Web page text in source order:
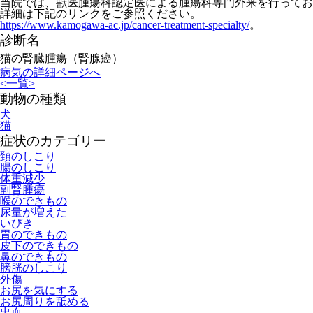
当院では、獣医腫瘍科認定医による腫瘍科専門外来を行って
詳細は下記のリンクをご参照ください。
https://www.kamogawa-ac.jp/cancer-treatment-specialty/。
診断名
猫の腎臓腫瘍（腎腺癌）
病気の詳細ページへ
<一覧>
動物の種類
犬
猫
症状のカテゴリー
頚のしこり
腸のしこり
体重減少
副腎腫瘍
喉のできもの
尿量が増えた
いびき
胃のできもの
皮下のできもの
鼻のできもの
膀胱のしこり
外傷
お尻を気にする
お尻周りを舐める